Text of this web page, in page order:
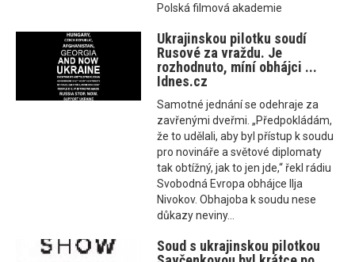
Polská filmová akademie
Ukrajinskou pilotku soudí
Rusové za vraždu. Je
rozhodnuto, míní obhájci ...
Idnes.cz
Samotné jednání se odehraje za
zavřenými dveřmi. „Předpokládám,
že to udělali, aby byl přístup k soudu
pro novináře a světové diplomaty
tak obtížný, jak to jen jde,“ řekl rádiu
Svobodná Evropa obhájce Ilja
Nivokov. Obhajoba k soudu nese
důkazy neviny...
Soud s ukrajinskou pilotkou